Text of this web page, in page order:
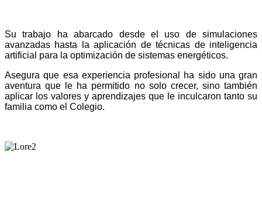
Su trabajo ha abarcado desde el uso de simulaciones
avanzadas hasta la aplicación de técnicas de inteligencia
artificial para la optimización de sistemas energéticos.
Asegura que esa experiencia profesional ha sido una gran
aventura que le ha permitido no solo crecer, sino también
aplicar los valores y aprendizajes que le inculcaron tanto su
familia como el Colegio.